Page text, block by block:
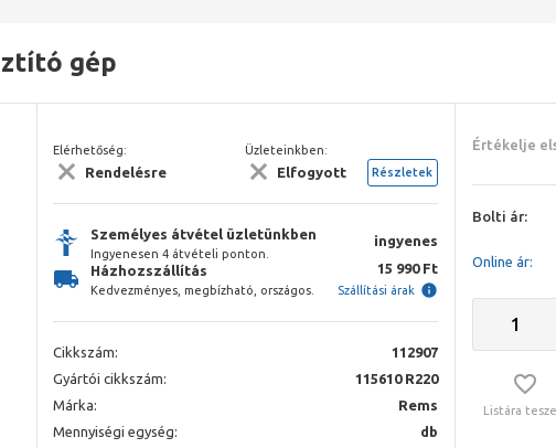
gép
Elérhetőség:
Rendelésre
Üzleteinkben:
Elfogyott Részletek
Személyes átvétel üzletünkben
Ingyenesen 4 átvételi ponton.
ingyenes
Házhozszállítás
Kedvezményes, megbízható, országos.
15 990 Ft
Szállítási árak
Cikkszám:
112907
Gyártói cikkszám:
115610 R220
Márka:
Rems
Mennyiségi egység:
db
Értékelje
Bolti ár:
Online ár:
Listára